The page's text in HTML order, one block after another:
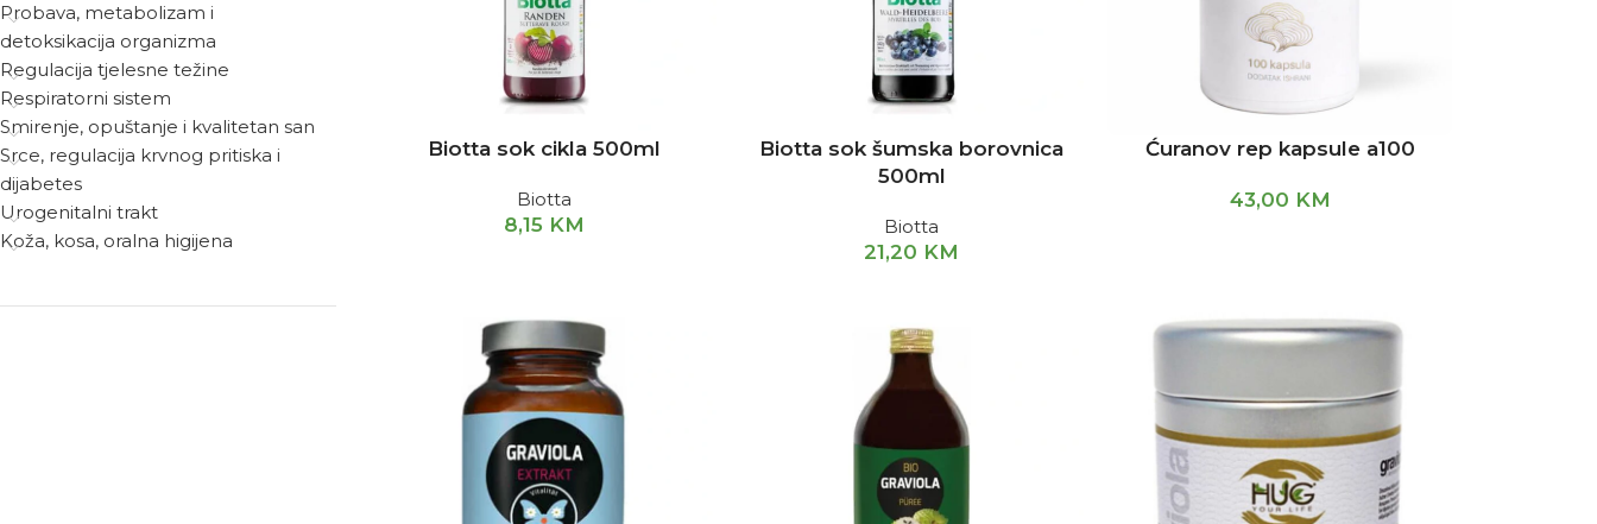
Probava, metabolizam i
detoksikacija organizma
Regulacija tjelesne težine
Respiratorni sistem
Smirenje, opuštanje i kvalitetan san
Srce, regulacija krvnog pritiska i
dijabetes
Urogenitalni trakt
Koža, kosa, oralna higijena
Biotta sok cikla 500ml
Biotta
8,15 KM
Biotta sok šumska borovnica
500ml
Biotta
21,20 KM
Ćuranov rep kapsule a100
43,00 KM